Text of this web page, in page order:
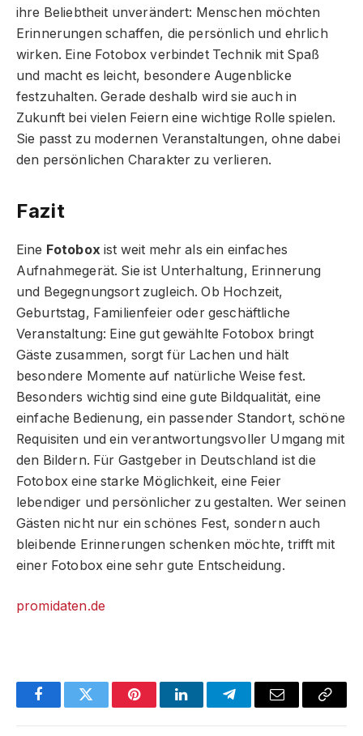
ihre Beliebtheit unverändert: Menschen möchten
Erinnerungen schaffen, die persönlich und ehrlich
wirken. Eine Fotobox verbindet Technik mit Spaß
und macht es leicht, besondere Augenblicke
festzuhalten. Gerade deshalb wird sie auch in
Zukunft bei vielen Feiern eine wichtige Rolle spielen.
Sie passt zu modernen Veranstaltungen, ohne dabei
den persönlichen Charakter zu verlieren.
Fazit
Eine Fotobox ist weit mehr als ein einfaches
Aufnahmegerät. Sie ist Unterhaltung, Erinnerung
und Begegnungsort zugleich. Ob Hochzeit,
Geburtstag, Familienfeier oder geschäftliche
Veranstaltung: Eine gut gewählte Fotobox bringt
Gäste zusammen, sorgt für Lachen und hält
besondere Momente auf natürliche Weise fest.
Besonders wichtig sind eine gute Bildqualität, eine
einfache Bedienung, ein passender Standort, schöne
Requisiten und ein verantwortungsvoller Umgang mit
den Bildern. Für Gastgeber in Deutschland ist die
Fotobox eine starke Möglichkeit, eine Feier
lebendiger und persönlicher zu gestalten. Wer seinen
Gästen nicht nur ein schönes Fest, sondern auch
bleibende Erinnerungen schenken möchte, trifft mit
einer Fotobox eine sehr gute Entscheidung.
promidaten.de
FacebookTwitter PinterestLinkedInTelegramEmail
Copy